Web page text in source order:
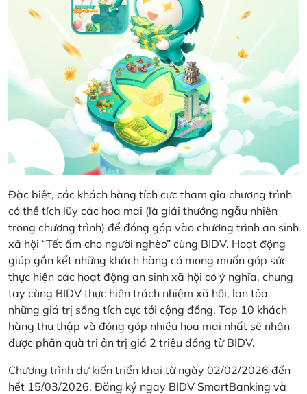
Đặc biệt, các khách hàng tích cực tham gia chương trình
có thể tích lũy các hoa mai (là giải thưởng ngẫu nhiên
trong chương trình) để đóng góp vào chương trình an sinh
xã hội “Tết ấm cho người nghèo” cùng BIDV. Hoạt động
giúp gắn kết những khách hàng có mong muốn góp sức
thực hiện các hoạt động an sinh xã hội có ý nghĩa, chung
tay cùng BIDV thực hiện trách nhiệm xã hội, lan tỏa
những giá trị sống tích cực tới cộng đồng. Top 10 khách
hàng thu thập và đóng góp nhiều hoa mai nhất sẽ nhận
được phần quà tri ân trị giá 2 triệu đồng từ BIDV.
Chương trình dự kiến triển khai từ ngày 02/02/2026 đến
hết 15/03/2026. Đăng ký ngay BIDV SmartBanking và